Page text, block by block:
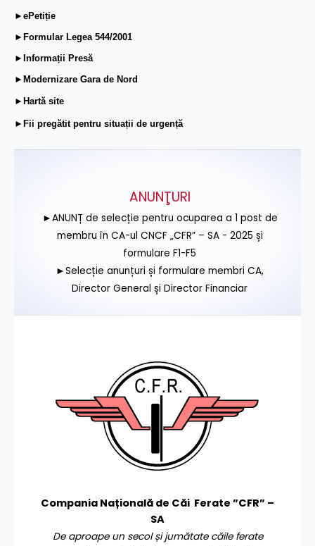
►ePetiție
►Formular Legea 544/2001
►Informații Presă
►Modernizare Gara de Nord
►Hartă site
►Fii pregătit pentru situații de urgență
ANUNŢURI
►ANUNȚ de selecție pentru ocuparea a 1 post de
membru în CA-ul CNCF „CFR” – SA - 2025 și
formulare F1-F5
►Selecție anunțuri și formulare membri CA,
Director General și Director Financiar
Compania Națională de Căi Ferate ”CFR” –
SA
De aproape un secol și jumătate căile ferate